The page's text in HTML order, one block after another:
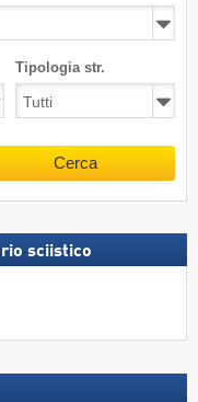
Tipologia str.
Cerca
sciistico